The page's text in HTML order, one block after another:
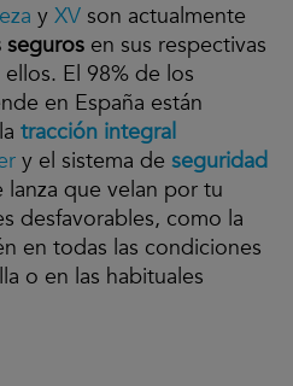
y XV son actualmente
seguros en sus respectivas
El 98% de los
en España están
tracción integral
y el sistema de seguridad
lanza que velan por tu
desfavorables, como la
en todas las condiciones
o en las habituales